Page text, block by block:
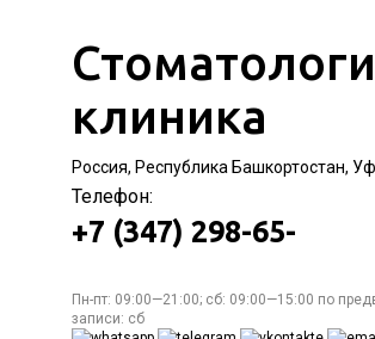
клиника
Россия, Республика Башкортостан,
Телефон:
+7 (347) 298-65-
Пн-пт: 09:00—21:00; сб: 09:00—15:00 по
записи: сб